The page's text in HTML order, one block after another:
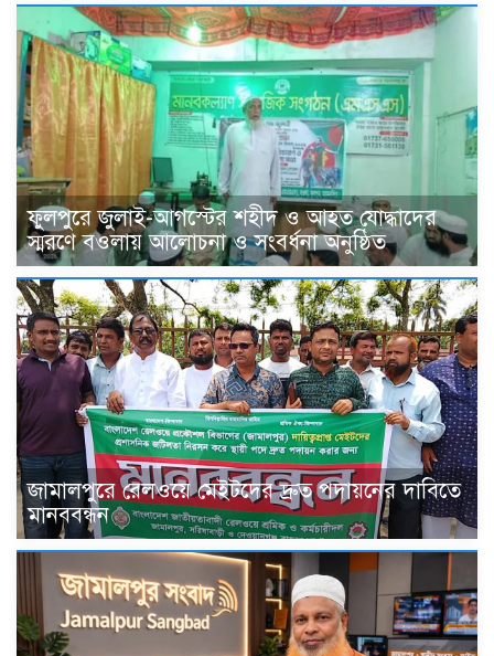
ফুলপুরে জুলাই-আগস্টের শহীদ ও আহত যোদ্ধাদের
স্মরণে বওলায় আলোচনা ও সংবর্ধনা অনুষ্ঠিত
জামালপুরে রেলওয়ে মেইটদের দ্রুত পদায়নের দাবিতে
মানববন্ধন